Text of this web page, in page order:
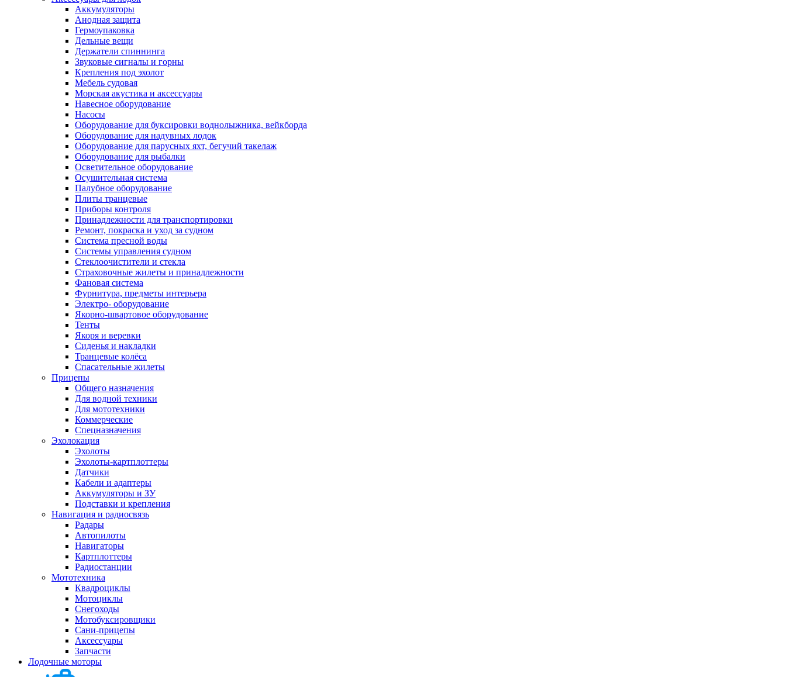
Аккумуляторы
Анодная защита
Гермоупаковка
Дельные вещи
Держатели спиннинга
Звуковые сигналы и горны
Крепления под эхолот
Мебель судовая
Морская акустика и аксессуары
Навесное оборудование
Насосы
Оборудование для буксировки воднолыжника, вейкборда
Оборудование для надувных лодок
Оборудование для парусных яхт, бегучий такелаж
Оборудование для рыбалки
Осветительное оборудование
Осушительная система
Палубное оборудование
Плиты транцевые
Приборы контроля
Принадлежности для транспортировки
Ремонт, покраска и уход за судном
Система пресной воды
Системы управления судном
Стеклоочистители и стекла
Страховочные жилеты и принадлежности
Фановая система
Фурнитура, предметы интерьера
Электро- оборудование
Якорно-швартовое оборудование
Тенты
Якоря и веревки
Сиденья и накладки
Транцевые колёса
Спасательные жилеты
Прицепы
Общего назначения
Для водной техники
Для мототехники
Коммерческие
Спецназначения
Эхолокация
Эхолоты
Эхолоты-картплоттеры
Датчики
Кабели и адаптеры
Аккумуляторы и ЗУ
Подставки и крепления
Навигация и радиосвязь
Радары
Автопилоты
Навигаторы
Картплоттеры
Радиостанции
Мототехника
Квадроциклы
Мотоциклы
Снегоходы
Мотобуксировщики
Сани-прицепы
Аксессуары
Запчасти
Лодочные моторы